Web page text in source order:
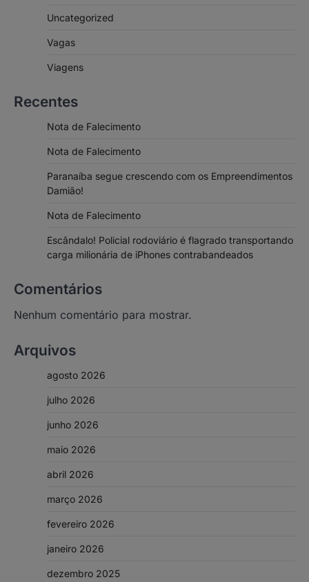
Uncategorized
Vagas
Viagens
Recentes
Nota de Falecimento
Nota de Falecimento
Paranaíba segue crescendo com os Empreendimentos
Damião!
Nota de Falecimento
Escândalo! Policial rodoviário é flagrado transportando
carga milionária de iPhones contrabandeados
Comentários
Nenhum comentário para mostrar.
Arquivos
agosto 2026
julho 2026
junho 2026
maio 2026
abril 2026
março 2026
fevereiro 2026
janeiro 2026
dezembro 2025